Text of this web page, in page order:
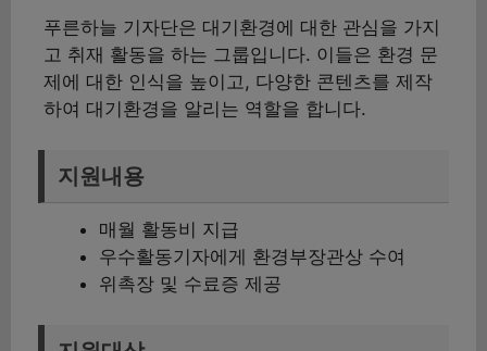
푸른하늘 기자단은 대기환경에 대한 관심을 가지
고 취재 활동을 하는 그룹입니다. 이들은 환경 문
제에 대한 인식을 높이고, 다양한 콘텐츠를 제작
하여 대기환경을 알리는 역할을 합니다.
지원내용
매월 활동비 지급
우수활동기자에게 환경부장관상 수여
위촉장 및 수료증 제공